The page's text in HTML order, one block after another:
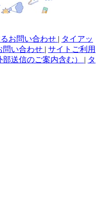
お問い合わせ | タイアッ
問い合わせ | サイトご利用
送信のご案内含む） | タ